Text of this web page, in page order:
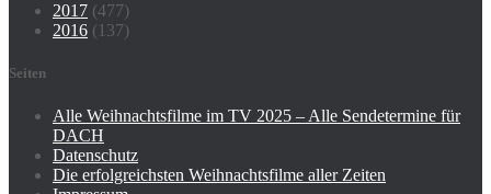
2017 (477)
2016 (137)
Seiten
Alle Weihnachtsfilme im TV 2025 – Alle Sendetermine für
DACH
Datenschutz
Die erfolgreichsten Weihnachtsfilme aller Zeiten